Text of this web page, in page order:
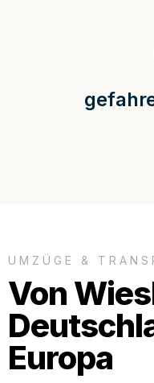
UMZÜGE &
Von
Europa